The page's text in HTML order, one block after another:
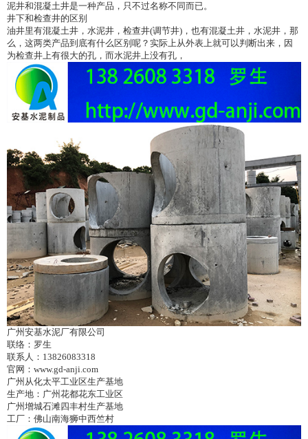
泥井和混凝土井是一种产品，只不过名称不同而已。
井下和检查井的区别
油井里有混凝土井，水泥井，检查井(调节井) ，也有混凝土井，水泥井，那
么，这两类产品到底有什么区别呢？实际上从外表上就可以判断出来，因
为检查井上有很大的孔，而水泥井上没有孔，
广州安基水泥厂有限公司
联络：罗生
联系人： 13826083318
官网： www.gd-anji.com
广州从化太平工业区生产基地
生产地：广州花都花东工业区
广州增城石滩四丰村生产基地
工厂：佛山南海狮中西竺村